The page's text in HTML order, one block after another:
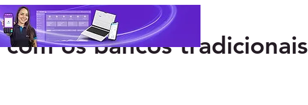
das FaaS em
os bancos tradicionais